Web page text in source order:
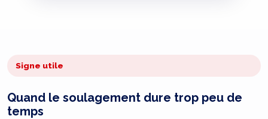
Signe utile
Quand le soulagement dure trop peu de
temps